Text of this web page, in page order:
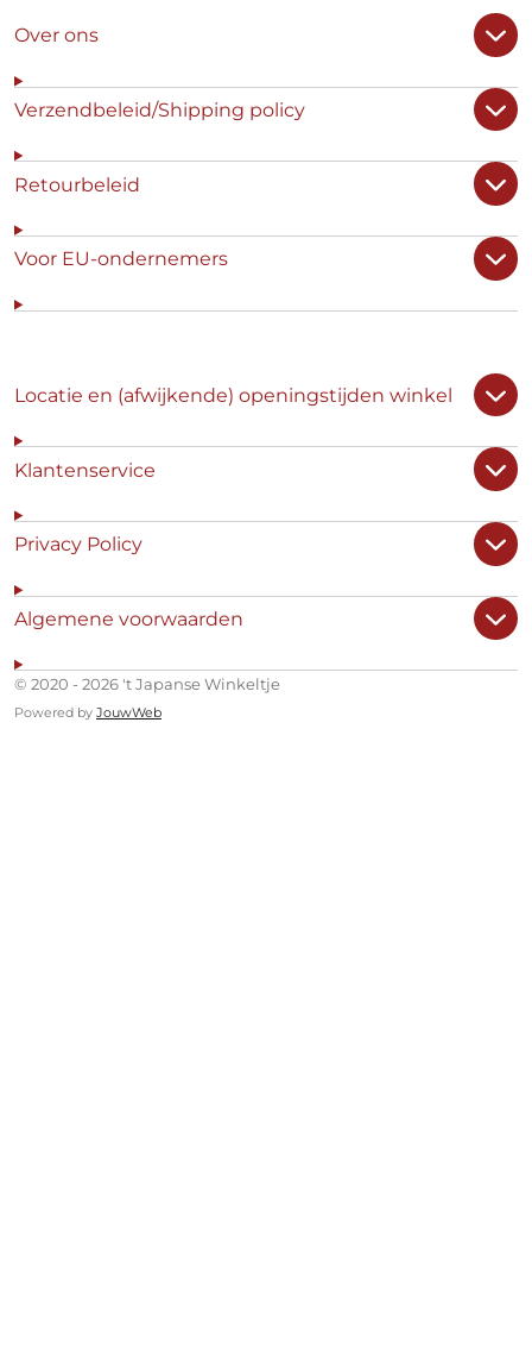
Over ons
Verzendbeleid/Shipping policy
Retourbeleid
Voor EU-ondernemers
Locatie en (afwijkende) openingstijden winkel
Klantenservice
Privacy Policy
Algemene voorwaarden
© 2020 - 2026 't Japanse Winkeltje
Powered by JouwWeb